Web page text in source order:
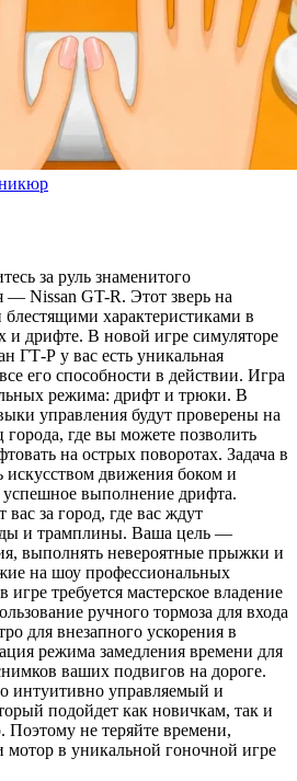
за руль знаменитого
— Nissan GT-R. Этот зверь на
блестящими характеристиками в
и дрифте. В новой игре симуляторе
ГТ-Р у вас есть уникальная
его способности в действии. Игра
режима: дрифт и трюки. В
управления будут проверены на
где вы можете позволить
на острых поворотах. Задача в
движения боком и
успешное выполнение дрифта.
за город, где вас ждут
и трамплины. Ваша цель —
выполнять невероятные прыжки и
на шоу профессиональных
требуется мастерское владение
ручного тормоза для входа
для внезапного ускорения в
режима замедления времени для
ваших подвигов на дороге.
интуитивно управляемый и
подойдет как новичкам, так и
Поэтому не теряйте времени,
мотор в уникальной гоночной игре